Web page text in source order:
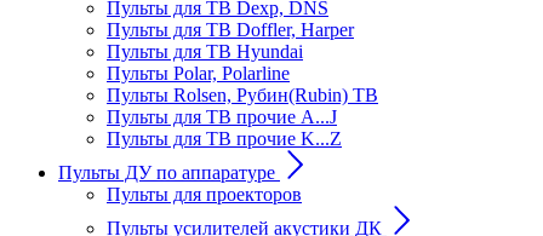
Пульты для ТВ Dexp, DNS
Пульты для ТВ Doffler, Harper
Пульты для ТВ Hyundai
Пульты Polar, Polarline
Пульты Rolsen, Рубин(Rubin) ТВ
Пульты для ТВ прочие A...J
Пульты для ТВ прочие K...Z
Пульты ДУ по аппаратуре
Пульты для проекторов
Пульты усилителей акустики ДК